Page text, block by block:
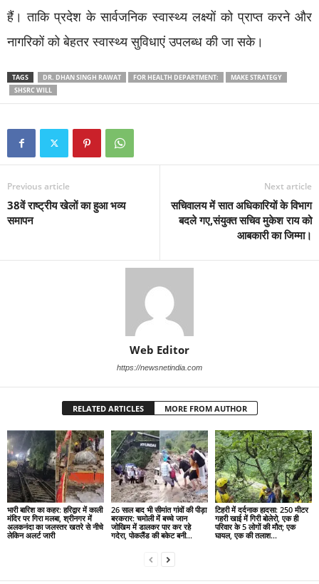
हैं। ताकि प्रदेश के सार्वजनिक स्वास्थ्य लक्ष्यों को प्राप्त करने और
नागरिकों को बेहतर स्वास्थ्य सुविधाएं उपलब्ध की जा सके।
TAGS DR. DHAN SINGH RAWAT FOR HEALTH DEPARTMENT:
MAKE STRATEGY
SHSRC WILL
Previous article
38वें राष्ट्रीय खेलों का हुआ भव्य
समापन
Next article
सचिवालय में सात अधिकारियों के विभाग
बदले गए,संयुक्त सचिव मुकेश राय को
आबकारी का जिम्मा।
Web Editor
https://newsnetindia.com
RELATED ARTICLES MORE FROM AUTHOR
भारी बारिश का कहर: हरिद्वार में काली
मंदिर पर गिरा मलबा, श्रीनगर में
अलकनंदा का जलस्तर खतरे से नीचे
लेकिन अलर्ट जारी
26 साल बाद भी सीमांत गांवों की पीड़ा
बरकरार: चमोली में बच्चे जान
जोखिम में डालकर पार कर रहे
गदेरा, पोकलैंड की बकेट बनी...
टिहरी में दर्दनाक हादसा: 250 मीटर
गहरी खाई में गिरी बोलेरो, एक ही
परिवार के 5 लोगों की मौत; एक
घायल, एक की तलाश...